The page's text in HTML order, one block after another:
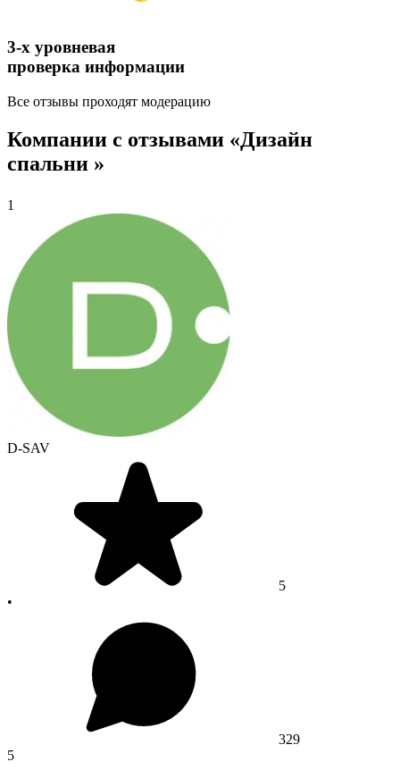
3-х уровневая
проверка информации
Все отзывы проходят модерацию
Компании с отзывами «Дизайн
спальни »
1
D-SAV
5
•
329
5